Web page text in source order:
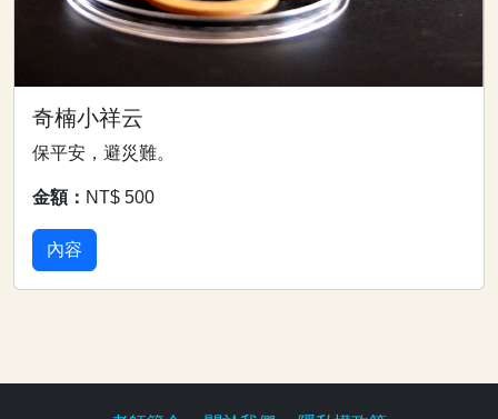
奇楠小祥云
保平安，避災難。
金額： NT$ 500
內容